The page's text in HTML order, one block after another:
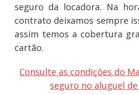
seguro da locadora. Na
contrato deixamos sempre
assim temos a cobertura
cartão.
Consulte as condições do
seguro no aluguel